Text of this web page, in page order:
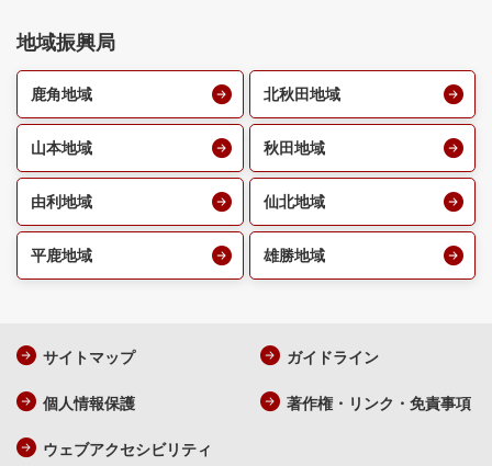
地域振興局
鹿角地域 北秋田地域
山本地域 秋田地域
由利地域 仙北地域
平鹿地域 雄勝地域
サイトマップ ガイドライン
個人情報保護 著作権・リンク・免責事項
ウェブアクセシビリティ